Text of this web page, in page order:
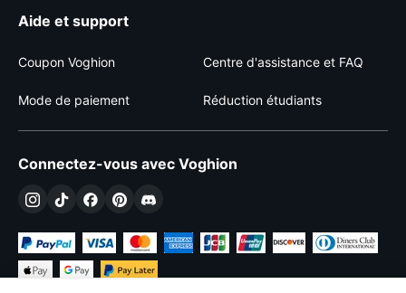
Aide et support
Coupon Voghion Centre d'assistance et FAQ
Mode de paiement Réduction étudiants
Connectez-vous avec Voghion